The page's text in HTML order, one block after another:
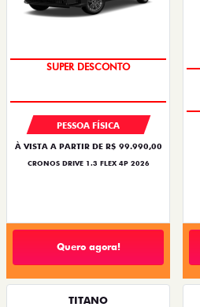
BÔNUS DE ATÉ R$ 14 MIL
PESSOA FÍSICA
À VISTA A PARTIR DE R$ 99.990,00
CRONOS DRIVE 1.3 FLEX 4P 2026
Quero agora!
TITANO